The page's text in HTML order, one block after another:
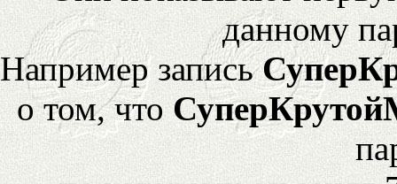
данному
Например запись
о том, что